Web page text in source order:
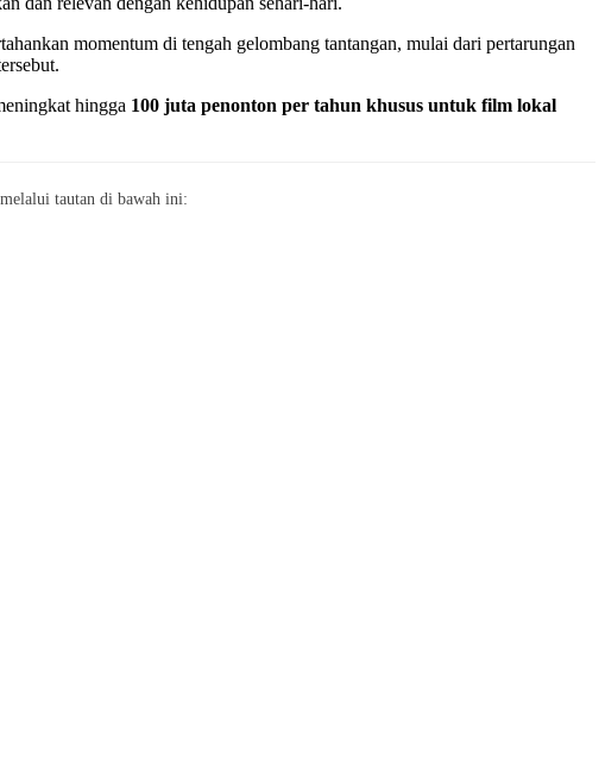
momentum di tengah gelombang tantangan, mulai dari pertarungan
hingga 100 juta penonton per tahun khusus untuk film lokal
tautan di bawah ini: